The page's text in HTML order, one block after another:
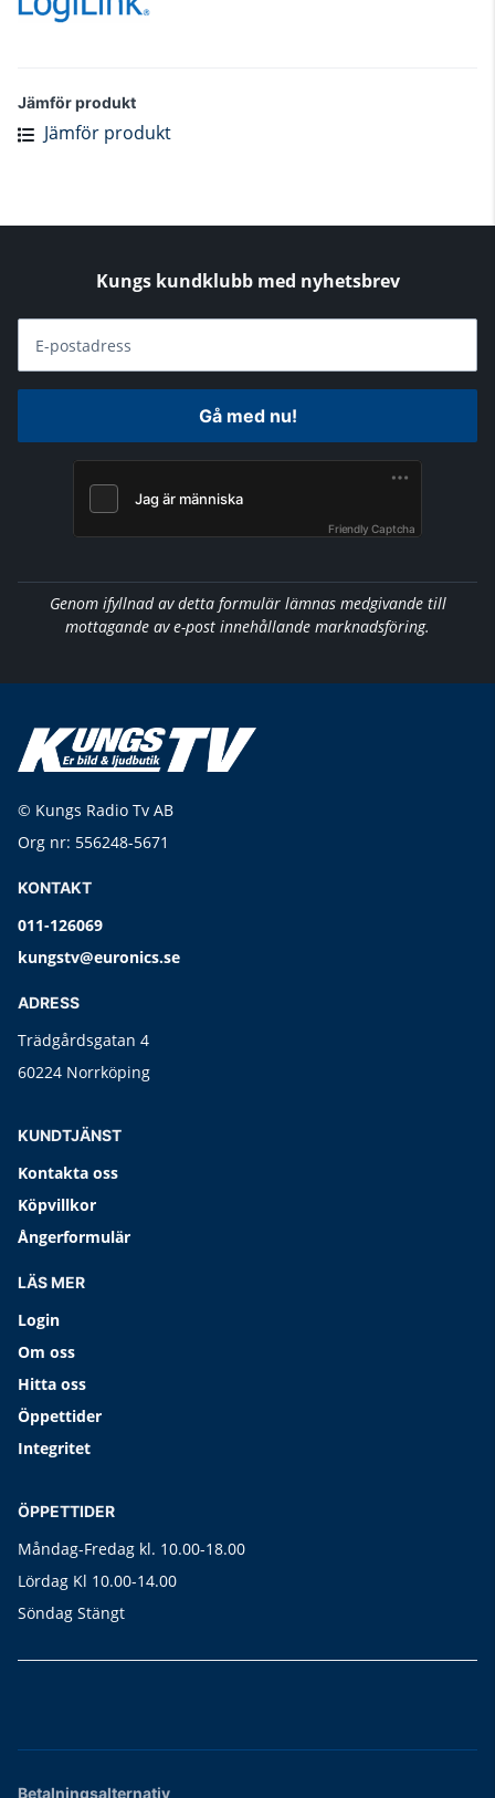
Jämför produkt
Jämför produkt
Kungs kundklubb med nyhetsbrev
E-postadress
Gå med nu!
Friendly Captcha
Genom ifyllnad av detta formulär lämnas medgivande till
mottagande av e-post innehållande marknadsföring.
© Kungs Radio Tv AB
Org nr: 556248-5671
KONTAKT
011-126069
kungstv@euronics.se
ADRESS
Trädgårdsgatan 4
60224 Norrköping
KUNDTJÄNST
Kontakta oss
Köpvillkor
Ångerformulär
LÄS MER
Login
Om oss
Hitta oss
Öppettider
Integritet
ÖPPETTIDER
Måndag-Fredag kl. 10.00-18.00
Lördag Kl 10.00-14.00
Söndag Stängt
Betalningsalternativ